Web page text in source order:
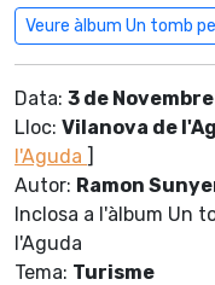
Veure àlbum Un tomb
Data: 3 de
Lloc: Vilanova de
l'Aguda ]
Autor: Ramon
Inclosa a l'àlbum Un
l'Aguda
Tema: Turisme